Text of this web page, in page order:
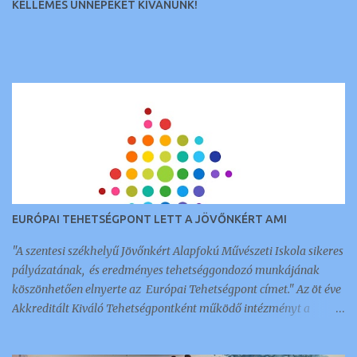
KELLEMES ÜNNEPEKET KÍVÁNUNK!
EURÓPAI TEHETSÉGPONT LETT A JÖVŐNKÉRT AMI
"A szentesi székhelyű Jövőnkért Alapfokú Művészeti Iskola sikeres
pályázatának, és eredményes tehetséggondozó munkájának
köszönhetően elnyerte az Európai Tehetségpont címet." Az öt éve
Akkreditált Kiváló Tehetségpontként működő intézményt a